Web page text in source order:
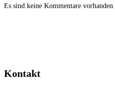
Es sind keine Kommentare vorhanden.
Kontakt